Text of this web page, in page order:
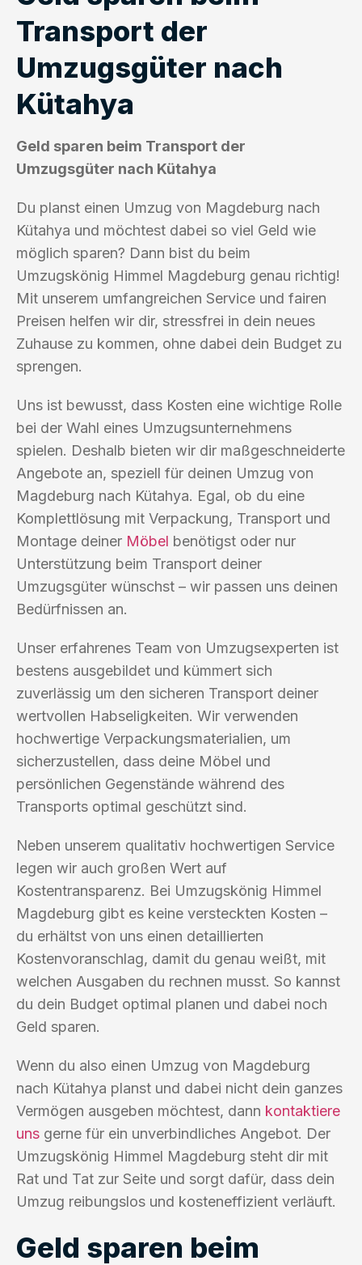
Transport der
Umzugsgüter nach
Kütahya
Geld sparen beim Transport der
Umzugsgüter nach Kütahya
Du planst einen Umzug von Magdeburg nach
Kütahya und möchtest dabei so viel Geld wie
möglich sparen? Dann bist du beim
Umzugskönig Himmel Magdeburg genau richtig!
Mit unserem umfangreichen Service und fairen
Preisen helfen wir dir, stressfrei in dein neues
Zuhause zu kommen, ohne dabei dein Budget zu
sprengen.
Uns ist bewusst, dass Kosten eine wichtige Rolle
bei der Wahl eines Umzugsunternehmens
spielen. Deshalb bieten wir dir maßgeschneiderte
Angebote an, speziell für deinen Umzug von
Magdeburg nach Kütahya. Egal, ob du eine
Komplettlösung mit Verpackung, Transport und
Montage deiner Möbel benötigst oder nur
Unterstützung beim Transport deiner
Umzugsgüter wünschst – wir passen uns deinen
Bedürfnissen an.
Unser erfahrenes Team von Umzugsexperten ist
bestens ausgebildet und kümmert sich
zuverlässig um den sicheren Transport deiner
wertvollen Habseligkeiten. Wir verwenden
hochwertige Verpackungsmaterialien, um
sicherzustellen, dass deine Möbel und
persönlichen Gegenstände während des
Transports optimal geschützt sind.
Neben unserem qualitativ hochwertigen Service
legen wir auch großen Wert auf
Kostentransparenz. Bei Umzugskönig Himmel
Magdeburg gibt es keine versteckten Kosten –
du erhältst von uns einen detaillierten
Kostenvoranschlag, damit du genau weißt, mit
welchen Ausgaben du rechnen musst. So kannst
du dein Budget optimal planen und dabei noch
Geld sparen.
Wenn du also einen Umzug von Magdeburg
nach Kütahya planst und dabei nicht dein ganzes
Vermögen ausgeben möchtest, dann kontaktiere
uns gerne für ein unverbindliches Angebot. Der
Umzugskönig Himmel Magdeburg steht dir mit
Rat und Tat zur Seite und sorgt dafür, dass dein
Umzug reibungslos und kosteneffizient verläuft.
Geld sparen beim